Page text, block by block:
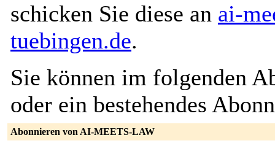
schicken Sie diese an ai-
tuebingen.de.
Sie können im folgenden
oder ein bestehendes
Abonnieren von AI-MEETS-LAW